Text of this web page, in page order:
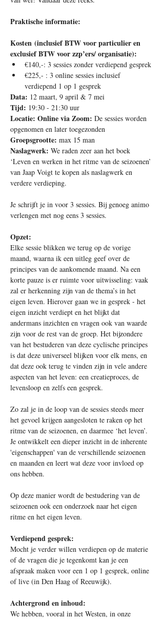
Praktische informatie:
Kosten (inclusief BTW voor particulier en
exclusief BTW voor zzp’ers/ organisatie):
€140,-: 3 sessies zonder verdiepend gesprek
€225,- : 3 online sessies inclusief
verdiepend 1 op 1 gesprek
Data: 12 maart, 9 april & 7 mei
Tijd: 19:30 - 21:30 uur
Locatie: Online via Zoom: De sessies worden
opgenomen en later toegezonden
Groepsgrootte: max 15 man
Naslagwerk: We raden zeer aan het boek
‘Leven en werken in het ritme van de seizoenen’
van Jaap Voigt te kopen als naslagwerk en
verdere verdieping.
Je schrijft je in voor 3 sessies. Bij genoeg animo
verlengen met nog eens 3 sessies.
Opzet:
Elke sessie blikken we terug op de vorige
maand, waarna ik een uitleg geef over de
principes van de aankomende maand. Na een
korte pauze is er ruimte voor uitwisseling: vaak
zal er herkenning zijn van de thema’s in het
eigen leven. Hierover gaan we in gesprek - het
eigen inzicht verdiept en het blijkt dat
andermans inzichten en vragen ook van waarde
zijn voor de rest van de groep. Het bijzondere
van het bestuderen van deze cyclische principes
is dat deze universeel blijken voor elk mens, en
dat deze ook terug te vinden zijn in vele andere
aspecten van het leven: een creatieproces, de
levensloop en zelfs een gesprek.
Zo zal je in de loop van de sessies steeds meer
het gevoel krijgen aangesloten te raken op het
ritme van de seizoenen, en daarmee ‘het leven’.
Je ontwikkelt een dieper inzicht in de inherente
'eigenschappen' van de verschillende seizoenen
en maanden en leert wat deze voor invloed op
ons hebben.
Op deze manier wordt de bestudering van de
seizoenen ook een onderzoek naar het eigen
ritme en het eigen leven.
Verdiepend gesprek:
Mocht je verder willen verdiepen op de materie
of de vragen die je tegenkomt kan je een
afspraak maken voor een 1 op 1 gesprek, online
of live (in Den Haag of Reeuwijk).
Achtergrond en inhoud:
We hebben, vooral in het Westen, in onze